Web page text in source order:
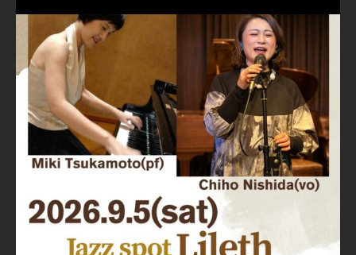
Jazz Spot Lilet · 11 11月 2024
忘年会＆新年会 ご予約承り中❣❣
☆窓辺から天文館ミリオネーション
☆JAZZの生演奏を聴きながら♪
☆地産地消に拘ったフードメニュー
プラン内容はご予算とご要望に応じてアレンジ可能ですの
で、お気軽にお問い合せください
https://jazzspotlileth.com/recommend/8650
6 7 Twitter
Load More